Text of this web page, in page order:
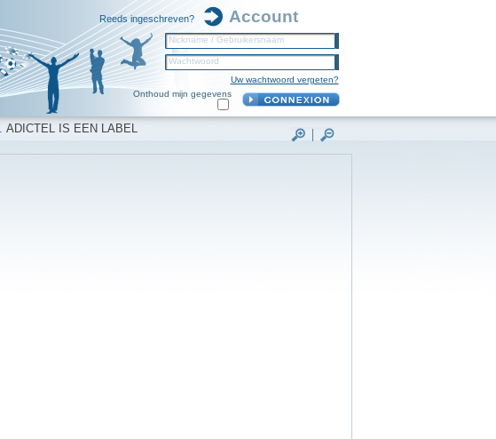
Reeds ingeschreven? Account
Nickname / Gebruikersnaam
Wachtwoord
Uw wachtwoord vergeten?
Onthoud mijn gegevens
ADICTEL IS EEN LABEL